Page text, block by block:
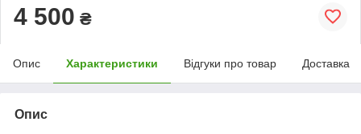
4 500 ₴
Опис Характеристики Відгуки про товар Доставка
Опис